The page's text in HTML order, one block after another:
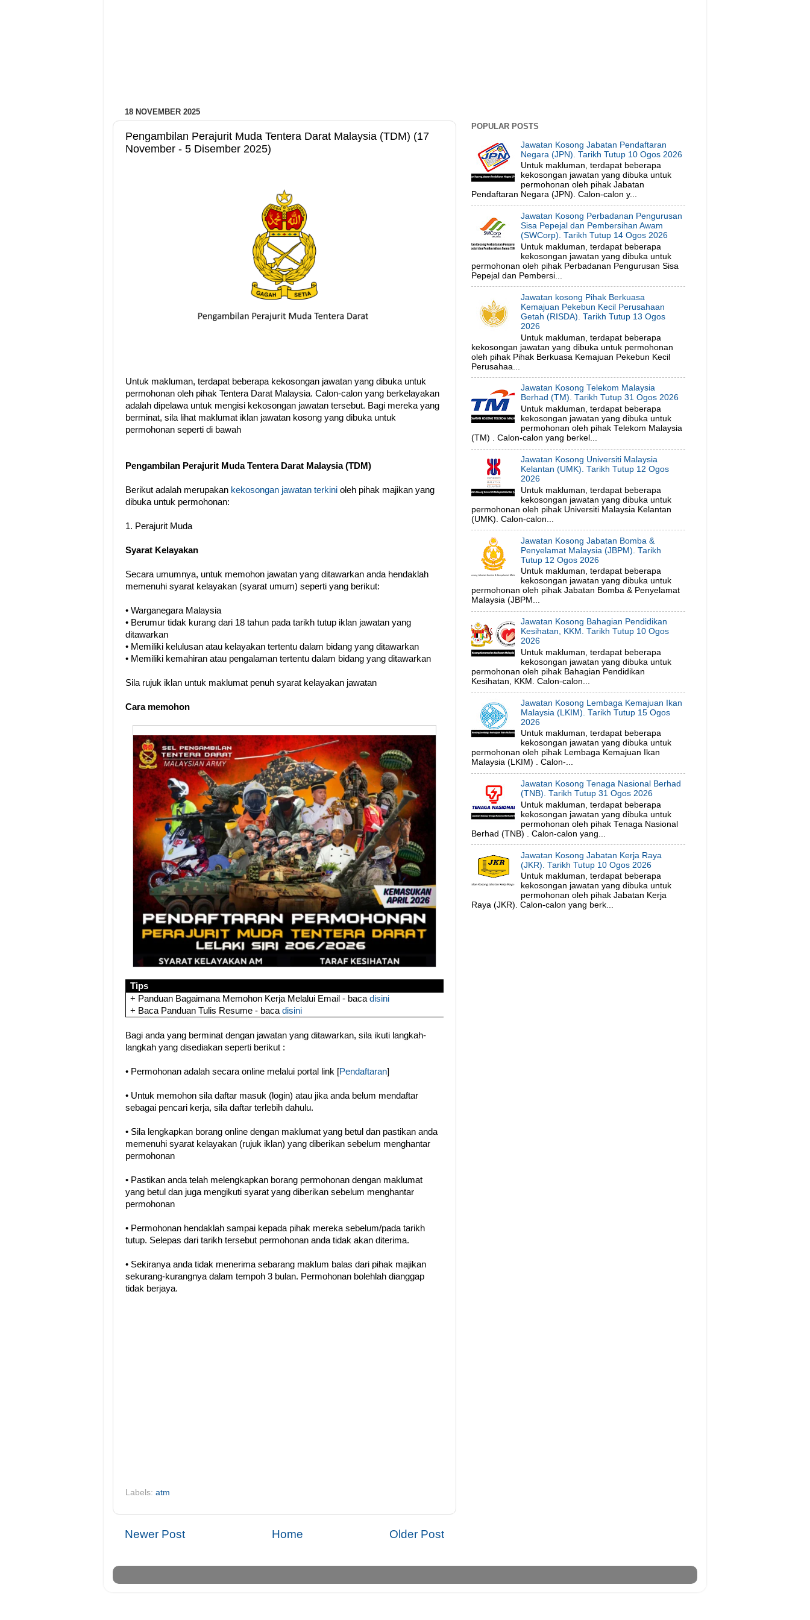
18 NOVEMBER 2025
Pengambilan Perajurit Muda Tentera Darat Malaysia (TDM) (17
November - 5 Disember 2025)
Untuk makluman, terdapat beberapa kekosongan jawatan yang dibuka untuk
permohonan oleh pihak Tentera Darat Malaysia. Calon-calon yang berkelayakan
adalah dipelawa untuk mengisi kekosongan jawatan tersebut. Bagi mereka yang
berminat, sila lihat maklumat iklan jawatan kosong yang dibuka untuk
permohonan seperti di bawah
Pengambilan Perajurit Muda Tentera Darat Malaysia (TDM)
Berikut adalah merupakan kekosongan jawatan terkini oleh pihak majikan yang
dibuka untuk permohonan:
1. Perajurit Muda
Syarat Kelayakan
Secara umumnya, untuk memohon jawatan yang ditawarkan anda hendaklah
memenuhi syarat kelayakan (syarat umum) seperti yang berikut:
• Warganegara Malaysia
• Berumur tidak kurang dari 18 tahun pada tarikh tutup iklan jawatan yang
ditawarkan
• Memiliki kelulusan atau kelayakan tertentu dalam bidang yang ditawarkan
• Memiliki kemahiran atau pengalaman tertentu dalam bidang yang ditawarkan
Sila rujuk iklan untuk maklumat penuh syarat kelayakan jawatan
Cara memohon
Tips
+ Panduan Bagaimana Memohon Kerja Melalui Email - bacadisini
+ Baca Panduan Tulis Resume - bacadisini
Bagi anda yang berminat dengan jawatan yang ditawarkan, sila ikuti langkah-
langkah yang disediakan seperti berikut :
• Permohonan adalah secara online melalui portal link [Pendaftaran]
• Untuk memohon sila daftar masuk (login) atau jika anda belum mendaftar
sebagai pencari kerja, sila daftar terlebih dahulu.
• Sila lengkapkan borang online dengan maklumat yang betul dan pastikan anda
memenuhi syarat kelayakan (rujuk iklan) yang diberikan sebelum menghantar
permohonan
• Pastikan anda telah melengkapkan borang permohonan dengan maklumat
yang betul dan juga mengikuti syarat yang diberikan sebelum menghantar
permohonan
• Permohonan hendaklah sampai kepada pihak mereka sebelum/pada tarikh
tutup. Selepas dari tarikh tersebut permohonan anda tidak akan diterima.
• Sekiranya anda tidak menerima sebarang maklum balas dari pihak majikan
sekurang-kurangnya dalam tempoh 3 bulan. Permohonan bolehlah dianggap
tidak berjaya.
Labels: atm
Newer Post Older Post
Home
POPULAR POSTS
Jawatan Kosong Jabatan Pendaftaran
Negara (JPN). Tarikh Tutup 10 Ogos 2026
Untuk makluman, terdapat beberapa
kekosongan jawatan yang dibuka untuk
permohonan oleh pihak Jabatan
Pendaftaran Negara (JPN). Calon-calon y...
Jawatan Kosong Perbadanan Pengurusan
Sisa Pepejal dan Pembersihan Awam
(SWCorp). Tarikh Tutup 14 Ogos 2026
Untuk makluman, terdapat beberapa
kekosongan jawatan yang dibuka untuk
permohonan oleh pihak Perbadanan Pengurusan Sisa
Pepejal dan Pembersi...
Jawatan kosong Pihak Berkuasa
Kemajuan Pekebun Kecil Perusahaan
Getah (RISDA). Tarikh Tutup 13 Ogos
2026
Untuk makluman, terdapat beberapa
kekosongan jawatan yang dibuka untuk permohonan
oleh pihak Pihak Berkuasa Kemajuan Pekebun Kecil
Perusahaa...
Jawatan Kosong Telekom Malaysia
Berhad (TM). Tarikh Tutup 31 Ogos 2026
Untuk makluman, terdapat beberapa
kekosongan jawatan yang dibuka untuk
permohonan oleh pihak Telekom Malaysia
(TM) . Calon-calon yang berkel...
Jawatan Kosong Universiti Malaysia
Kelantan (UMK). Tarikh Tutup 12 Ogos
2026
Untuk makluman, terdapat beberapa
kekosongan jawatan yang dibuka untuk
permohonan oleh pihak Universiti Malaysia Kelantan
(UMK). Calon-calon...
Jawatan Kosong Jabatan Bomba &
Penyelamat Malaysia (JBPM). Tarikh
Tutup 12 Ogos 2026
Untuk makluman, terdapat beberapa
kekosongan jawatan yang dibuka untuk
permohonan oleh pihak Jabatan Bomba & Penyelamat
Malaysia (JBPM...
Jawatan Kosong Bahagian Pendidikan
Kesihatan, KKM. Tarikh Tutup 10 Ogos
2026
Untuk makluman, terdapat beberapa
kekosongan jawatan yang dibuka untuk
permohonan oleh pihak Bahagian Pendidikan
Kesihatan, KKM. Calon-calon...
Jawatan Kosong Lembaga Kemajuan Ikan
Malaysia (LKIM). Tarikh Tutup 15 Ogos
2026
Untuk makluman, terdapat beberapa
kekosongan jawatan yang dibuka untuk
permohonan oleh pihak Lembaga Kemajuan Ikan
Malaysia (LKIM) . Calon-...
Jawatan Kosong Tenaga Nasional Berhad
(TNB). Tarikh Tutup 31 Ogos 2026
Untuk makluman, terdapat beberapa
kekosongan jawatan yang dibuka untuk
permohonan oleh pihak Tenaga Nasional
Berhad (TNB) . Calon-calon yang...
Jawatan Kosong Jabatan Kerja Raya
(JKR). Tarikh Tutup 10 Ogos 2026
Untuk makluman, terdapat beberapa
kekosongan jawatan yang dibuka untuk
permohonan oleh pihak Jabatan Kerja
Raya (JKR). Calon-calon yang berk...